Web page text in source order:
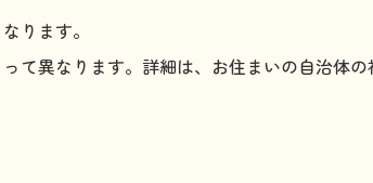
ります。
て異なります。詳細は、お住まいの自治体